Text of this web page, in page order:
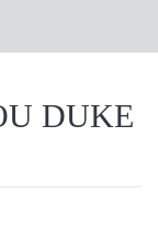
DUKE